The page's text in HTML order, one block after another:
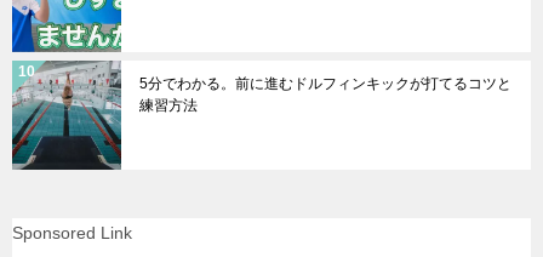
5分でわかる。前に進むドルフィンキックが打てるコツと
練習方法
Sponsored Link